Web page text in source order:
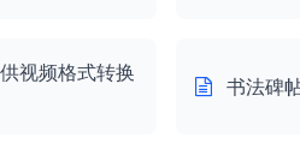
视频格式转换
书法碑